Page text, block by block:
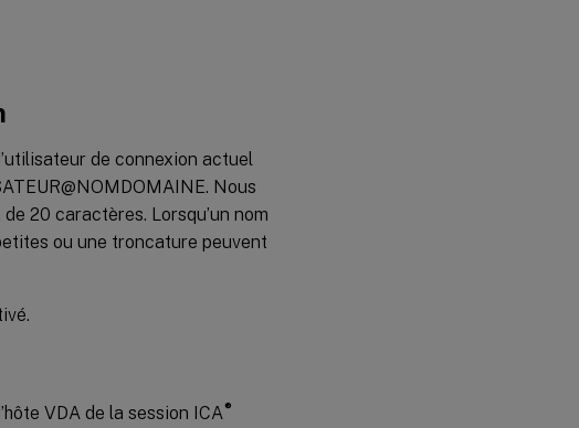
de connexion actuel
Nous
20 caractères. Lorsqu’un nom
ou une troncature peuvent
VDA de la session ICA®